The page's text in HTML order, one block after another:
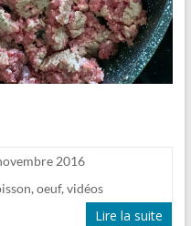
2016
oeuf, vidéos
Lire la suite